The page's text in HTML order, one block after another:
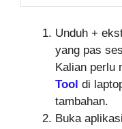
Unduh +
yang pas
Kalian perlu
Tool di
tambahan.
Buka